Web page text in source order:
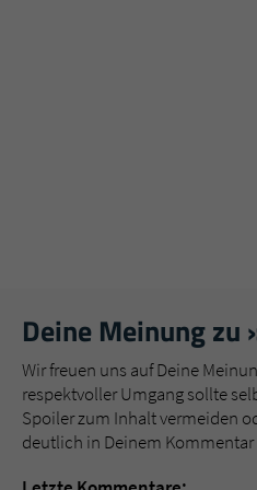
Deine Meinung
Wir freuen uns auf Deine
respektvoller Umgang sollte
Spoiler zum Inhalt vermeiden
deutlich in Deinem